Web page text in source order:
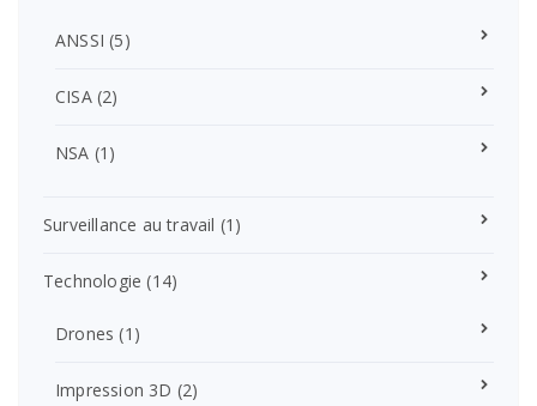
ANSSI (5)
CISA(2)
NSA (1)
Surveillance au travail (1)
Technologie (14)
Drones (1)
Impression 3D (2)